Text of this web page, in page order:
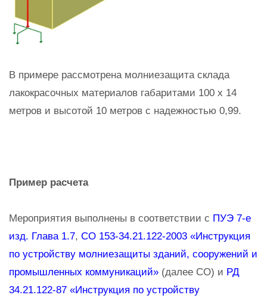
В примере рассмотрена молниезащита склада
лакокрасочных материалов габаритами 100 x 14
метров и высотой 10 метров с надежностью 0,99.
Пример расчета
Мероприятия выполнены в соответствии с ПУЭ 7-е
изд. Глава 1.7, СО 153-34.21.122-2003 «Инструкция
по устройству молниезащиты зданий, сооружений и
промышленных коммуникаций» (далее СО) и РД
34.21.122-87 «Инструкция по устройству